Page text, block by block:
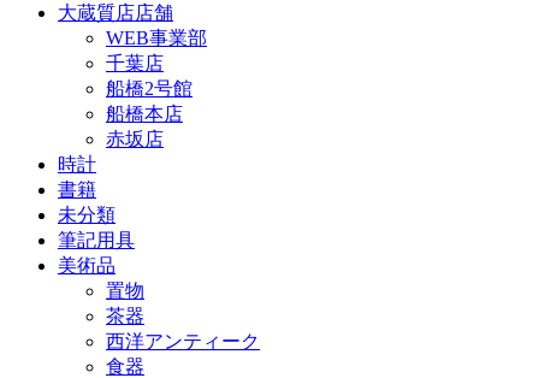
大蔵質店店舗
WEB事業部
千葉店
船橋2号館
船橋本店
赤坂店
時計
書籍
未分類
筆記用具
美術品
置物
茶器
西洋アンティーク
食器